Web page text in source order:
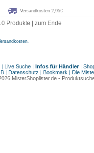
Versandkosten 2,95€
Produkte zum Ende
| Live Suche| Infos für Händler|
| Datenschutz | Bookmark | Die
MisterShoplister.de-